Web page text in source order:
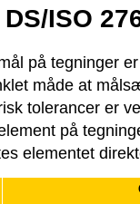
ISO
på tegninger
måde at
tolerancer er
på
elementet